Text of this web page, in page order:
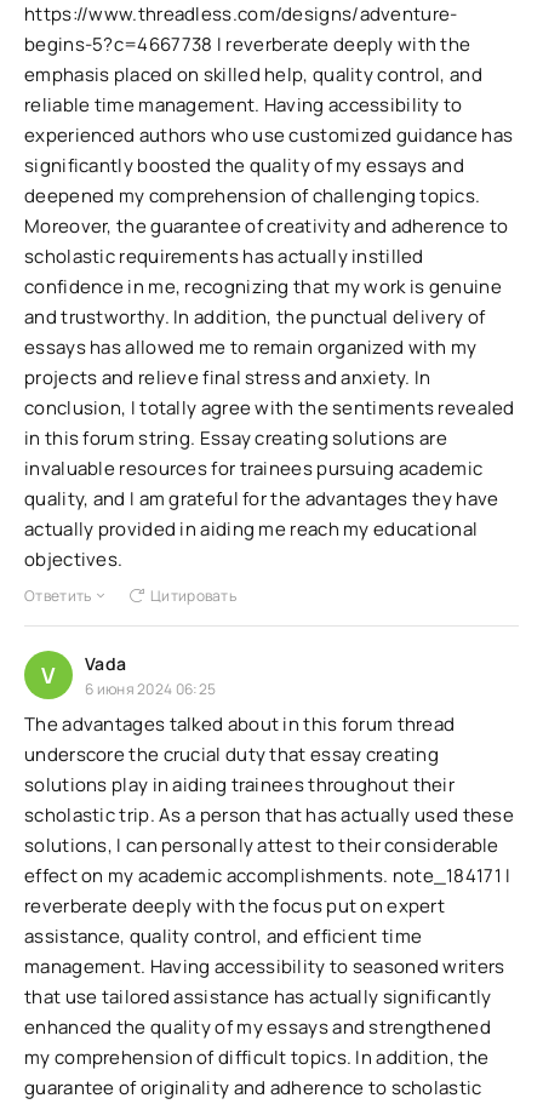
https://www.threadless.com/designs/adventure-
begins-5?c=4667738 I reverberate deeply with the
emphasis placed on skilled help, quality control, and
reliable time management. Having accessibility to
experienced authors who use customized guidance has
significantly boosted the quality of my essays and
deepened my comprehension of challenging topics.
Moreover, the guarantee of creativity and adherence to
scholastic requirements has actually instilled
confidence in me, recognizing that my work is genuine
and trustworthy. In addition, the punctual delivery of
essays has allowed me to remain organized with my
projects and relieve final stress and anxiety. In
conclusion, I totally agree with the sentiments revealed
in this forum string. Essay creating solutions are
invaluable resources for trainees pursuing academic
quality, and I am grateful for the advantages they have
actually provided in aiding me reach my educational
objectives.
Ответить Цитировать
V Vada
6 июня 2024 06:25
The advantages talked about in this forum thread
underscore the crucial duty that essay creating
solutions play in aiding trainees throughout their
scholastic trip. As a person that has actually used these
solutions, I can personally attest to their considerable
effect on my academic accomplishments. note_184171 I
reverberate deeply with the focus put on expert
assistance, quality control, and efficient time
management. Having accessibility to seasoned writers
that use tailored assistance has actually significantly
enhanced the quality of my essays and strengthened
my comprehension of difficult topics. In addition, the
guarantee of originality and adherence to scholastic